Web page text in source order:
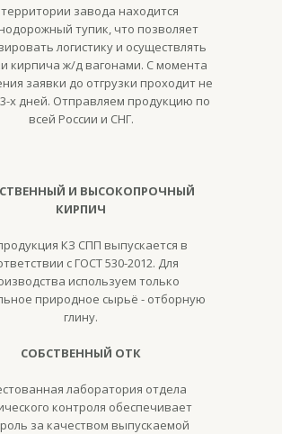
завода находится
тупик, что позволяет
логистику и осуществлять
кирпича ж/д вагонами. С момента
заявки до отгрузки проходит не
х дней. Отправляем продукцию по
всей России и СНГ.
И ВЫСОКОПРОЧНЫЙ
КИРПИЧ
КЗ СПП выпускается в
с ГОСТ 530-2012. Для
используем только
природное сырьё - отборную
глину.
СОБСТВЕННЫЙ ОТК
лаборатория отдела
контроля обеспечивает
за качеством выпускаемой